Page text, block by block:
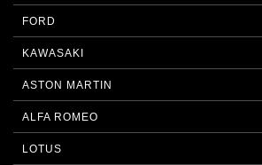
FORD
KAWASAKI
ASTON MARTIN
ALFA ROMEO
LOTUS